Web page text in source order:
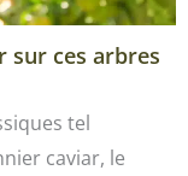
sur ces arbres
tel
caviar, le